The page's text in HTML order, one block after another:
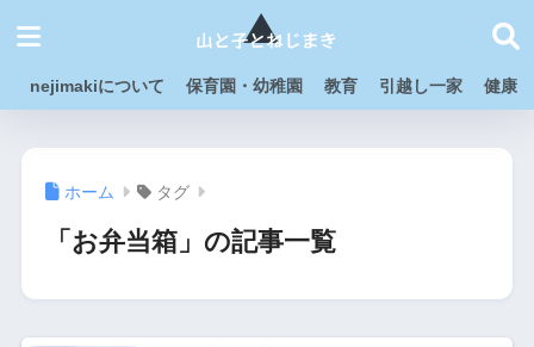
nejimakiについて 保育園・幼稚園 教育 引越し一家 健康
ホーム タグ
「お弁当箱」の記事一覧